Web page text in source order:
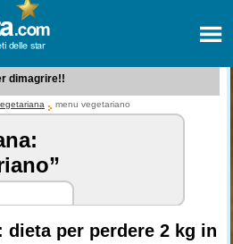
dimagrire!!
menu vegetariano
dieta per perdere 2 kg in